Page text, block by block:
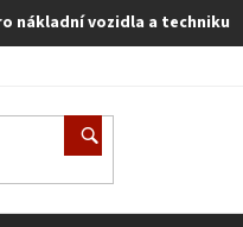
nákladní vozidla a techniku